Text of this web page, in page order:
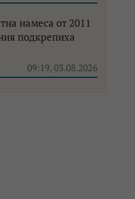
намеса от 2011
подкрепиха
09:19, 03.08.2026